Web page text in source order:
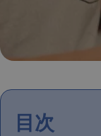
目次